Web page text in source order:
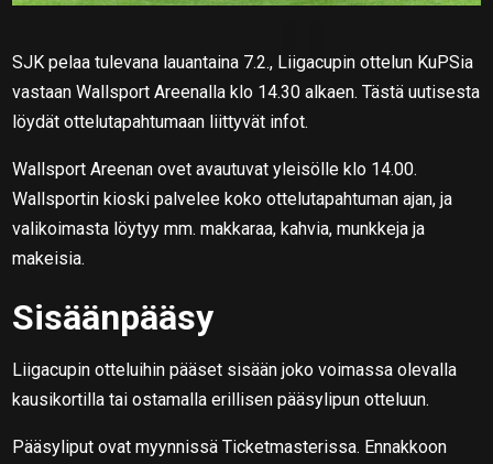
SJK pelaa tulevana lauantaina 7.2., Liigacupin ottelun KuPSia
vastaan Wallsport Areenalla klo 14.30 alkaen. Tästä uutisesta
löydät ottelutapahtumaan liittyvät infot.
Wallsport Areenan ovet avautuvat yleisölle klo 14.00.
Wallsportin kioski palvelee koko ottelutapahtuman ajan, ja
valikoimasta löytyy mm. makkaraa, kahvia, munkkeja ja
makeisia.
Sisäänpääsy
Liigacupin otteluihin pääset sisään joko voimassa olevalla
kausikortilla tai ostamalla erillisen pääsylipun otteluun.
Pääsyliput ovat myynnissä Ticketmasterissa. Ennakkoon